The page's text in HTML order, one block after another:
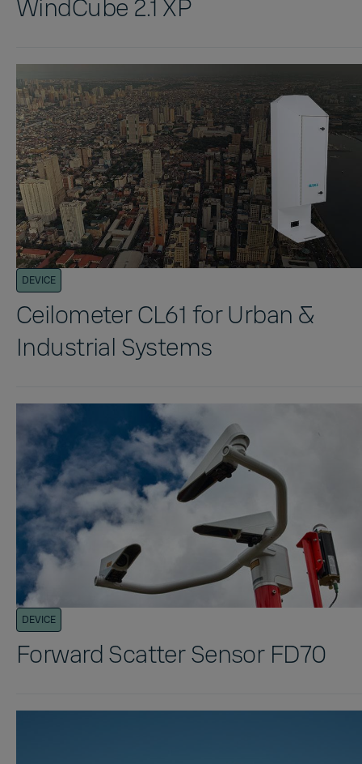
WindCube 2.1 XP
DEVICE
Ceilometer CL61 for Urban &
Industrial Systems
DEVICE
Forward Scatter Sensor FD70